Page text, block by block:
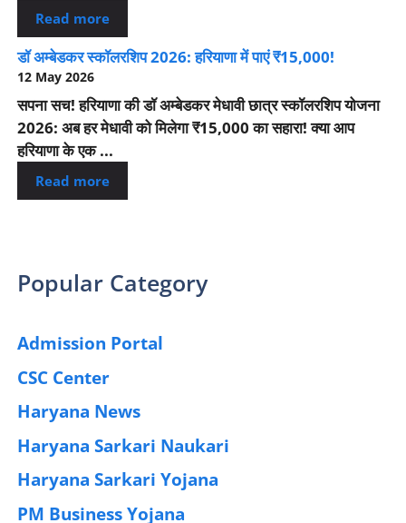
Read more
डॉ अम्बेडकर स्कॉलरशिप 2026: हरियाणा में पाएं ₹15,000!
12 May 2026
सपना सच! हरियाणा की डॉ अम्बेडकर मेधावी छात्र स्कॉलरशिप योजना
2026: अब हर मेधावी को मिलेगा ₹15,000 का सहारा! क्या आप
हरियाणा के एक ...
Read more
Popular Category
Admission Portal
CSC Center
Haryana News
Haryana Sarkari Naukari
Haryana Sarkari Yojana
PM Business Yojana